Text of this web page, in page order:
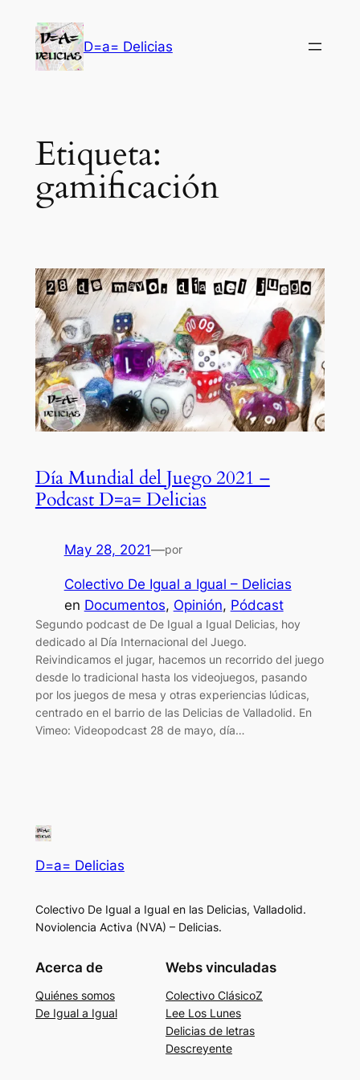
contenido
D=a= Delicias
Etiqueta:
gamificación
Día Mundial del Juego 2021 –
Podcast D=a= Delicias
May 28, 2021—por
Colectivo De Igual a Igual – Delicias
en Documentos, Opinión, Pódcast
Segundo podcast de De Igual a Igual Delicias, hoy
dedicado al Día Internacional del Juego.
Reivindicamos el jugar, hacemos un recorrido del juego
desde lo tradicional hasta los videojuegos, pasando
por los juegos de mesa y otras experiencias lúdicas,
centrado en el barrio de las Delicias de Valladolid. En
Vimeo: Videopodcast 28 de mayo, día…
D=a= Delicias
Colectivo De Igual a Igual en las Delicias, Valladolid.
Noviolencia Activa (NVA) – Delicias.
Acerca de
Quiénes somos
De Igual a Igual
Webs vinculadas
Colectivo ClásicoZ
Lee Los Lunes
Delicias de letras
Descreyente